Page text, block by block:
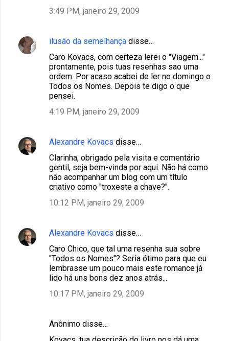
3:49 PM, janeiro 29, 2009
ilusão da semelhança disse…
Caro Kovacs, com certeza lerei o "Viagem..."
prontamente, pois tuas resenhas sao uma
ordem. Por acaso acabei de ler no domingo o
Todos os Nomes. Depois te digo o que
pensei.
4:19 PM, janeiro 29, 2009
Alexandre Kovacs disse…
Clarinha, obrigado pela visita e comentário
gentil, seja bem-vinda por aqui. Não há como
não acompanhar um blog com um título
criativo como "troxeste a chave?".
10:12 PM, janeiro 29, 2009
Alexandre Kovacs disse…
Caro Chico, que tal uma resenha sua sobre
"Todos os Nomes"? Seria ótimo para que eu
lembrasse um pouco mais este romance já
lido há uns bons dez anos atrás...
10:17 PM, janeiro 29, 2009
Anônimo disse…